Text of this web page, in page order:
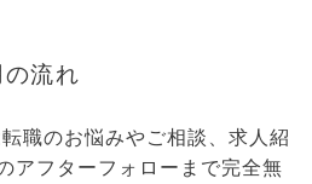
流れ
職のお悩みやご相談、求人紹
アフターフォローまで完全無